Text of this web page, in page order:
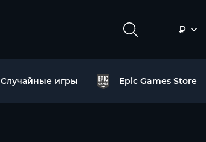
₽
Случайные игры Epic Games Store